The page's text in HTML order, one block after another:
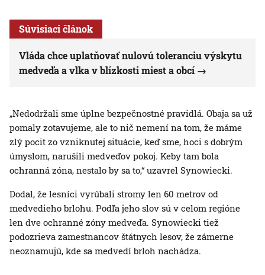
Súvisiaci článok
Vláda chce uplatňovať nulovú toleranciu výskytu
medveďa a vlka v blízkosti miest a obcí
„Nedodržali sme úplne bezpečnostné pravidlá. Obaja sa už
pomaly zotavujeme, ale to nič nemení na tom, že máme
zlý pocit zo vzniknutej situácie, keď sme, hoci s dobrým
úmyslom, narušili medveďov pokoj. Keby tam bola
ochranná zóna, nestalo by sa to,“ uzavrel Synowiecki.
Dodal, že lesníci vyrúbali stromy len 60 metrov od
medvedieho brlohu. Podľa jeho slov sú v celom regióne
len dve ochranné zóny medveďa. Synowiecki tiež
podozrieva zamestnancov štátnych lesov, že zámerne
neoznamujú, kde sa medvedí brloh nachádza.